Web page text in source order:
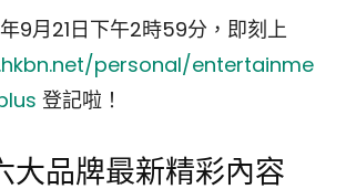
9月21日下午2時59分，即刻上
personal/entertainme
登記啦！
大品牌最新精彩內容